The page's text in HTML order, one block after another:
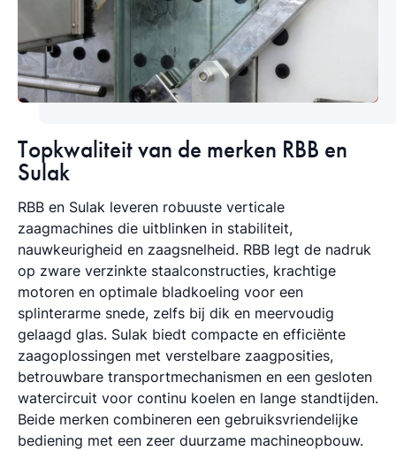
Topkwaliteit van de merken RBB en
Sulak
RBB en Sulak leveren robuuste verticale
zaagmachines die uitblinken in stabiliteit,
nauwkeurigheid en zaagsnelheid. RBB legt de nadruk
op zware verzinkte staalconstructies, krachtige
motoren en optimale bladkoeling voor een
splinterarme snede, zelfs bij dik en meervoudig
gelaagd glas. Sulak biedt compacte en efficiënte
zaagoplossingen met verstelbare zaagposities,
betrouwbare transportmechanismen en een gesloten
watercircuit voor continu koelen en lange standtijden.
Beide merken combineren een gebruiksvriendelijke
bediening met een zeer duurzame machineopbouw.